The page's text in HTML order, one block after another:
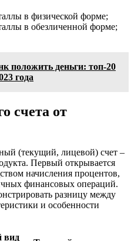
в физической форме;
в обезличенной форме;
положить деньги: топ-20
года
счета от
(текущий, лицевой) счет –
Первый открывается
начисления процентов,
финансовых операций.
разницу между
и особенности
вид